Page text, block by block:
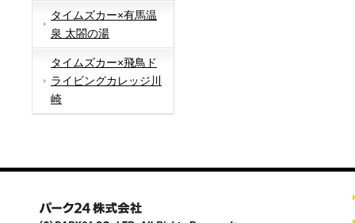
タイムズカー×有馬温
泉 太閤の湯
タイムズカー×飛鳥ド
ライビングカレッジ川
崎